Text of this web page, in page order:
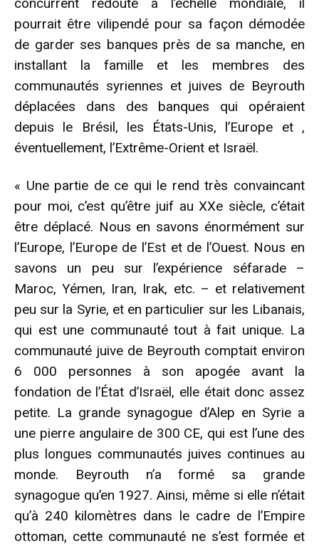
pourrait être vilipendé pour sa façon démodée
de garder ses banques près de sa manche, en
installant la famille et les membres des
communautés syriennes et juives de Beyrouth
déplacées dans des banques qui opéraient
depuis le Brésil, les États-Unis, l’Europe et ,
éventuellement, l’Extrême-Orient et Israël.
« Une partie de ce qui le rend très convaincant
pour moi, c’est qu’être juif au XXe siècle, c’était
être déplacé. Nous en savons énormément sur
l’Europe, l’Europe de l’Est et de l’Ouest. Nous en
savons un peu sur l’expérience séfarade –
Maroc, Yémen, Iran, Irak, etc. – et relativement
peu sur la Syrie, et en particulier sur les Libanais,
qui est une communauté tout à fait unique. La
communauté juive de Beyrouth comptait environ
6 000 personnes à son apogée avant la
fondation de l’État d’Israël, elle était donc assez
petite. La grande synagogue d’Alep en Syrie a
une pierre angulaire de 300 CE, qui est l’une des
plus longues communautés juives continues au
monde. Beyrouth n’a formé sa grande
synagogue qu’en 1927. Ainsi, même si elle n’était
qu’à 240 kilomètres dans le cadre de l’Empire
ottoman, cette communauté ne s’est formée et